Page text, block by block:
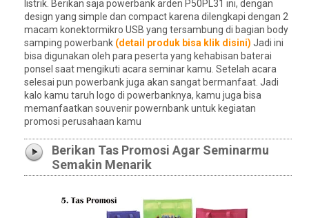
listrik. Berikan saja powerbank arden P50PL31 ini, dengan
design yang simple dan compact karena dilengkapi dengan 2
macam konektormikro USB yang tersambung di bagian body
samping powerbank (detail produk bisa klik disini) Jadi ini
bisa digunakan oleh para peserta yang kehabisan baterai
ponsel saat mengikuti acara seminar kamu. Setelah acara
selesai pun powerbank juga akan sangat bermanfaat. Jadi
kalo kamu taruh logo di powerbanknya, kamu juga bisa
memanfaatkan souvenir powernbank untuk kegiatan
promosi perusahaan kamu
Berikan Tas Promosi Agar Seminarmu
Semakin Menarik